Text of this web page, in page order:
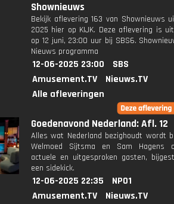
Shownieuws
Bekijk aflevering 163 van Shownieuws
2025 hier op KIJK. Deze aflevering is
op 12 juni, 23:00 uur bij SBS6.
Nieuws programma
12-06-2025 23:00
SBS
Amusement.TV
Nieuws.TV
Alle afleveringen
Goedenavond Nederland: Afl. 12
Alles wat Nederland bezighoudt wordt
Welmoed Sijtsma en Sam Hagens
actuele en uitgesproken gasten,
een sidekick.
12-06-2025 22:35
NPO1
Amusement.TV
Nieuws.TV